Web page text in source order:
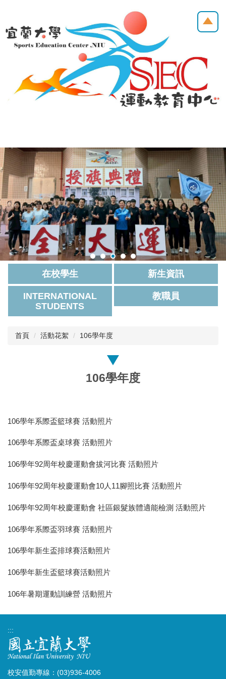
主
要
在校學生 新生資訊
INTERNATIONAL
STUDENTS
教職員
首頁 活動花絮 106學年度
106學年度
106學年系際盃籃球賽 活動照片
106學年系際盃桌球賽 活動照片
106學年92周年校慶運動會拔河比賽 活動照片
106學年92周年校慶運動會10人11腳照比賽 活動照片
106學年92周年校慶運動會 社區銀髮族體適能檢測 活動照片
106學年系際盃羽球賽 活動照片
106學年新生盃排球賽活動照片
106學年新生盃籃球賽活動照片
106年暑期運動訓練營 活動照片
:::
校安值勤專線：(03)936-4006